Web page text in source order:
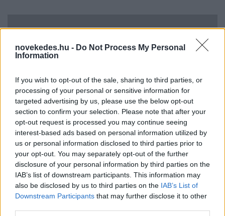
novekedes.hu - Do Not Process My Personal
Information
If you wish to opt-out of the sale, sharing to third parties, or
processing of your personal or sensitive information for
targeted advertising by us, please use the below opt-out
section to confirm your selection. Please note that after your
opt-out request is processed you may continue seeing
interest-based ads based on personal information utilized by
us or personal information disclosed to third parties prior to
your opt-out. You may separately opt-out of the further
disclosure of your personal information by third parties on the
IAB’s list of downstream participants. This information may
also be disclosed by us to third parties on the IAB’s List of
Downstream Participants that may further disclose it to other
Minden idők legjövedelmezőbbje és
legdrágábbja volt az amerikai foci vb -
gyorsmérleg
2026. júl. 20.